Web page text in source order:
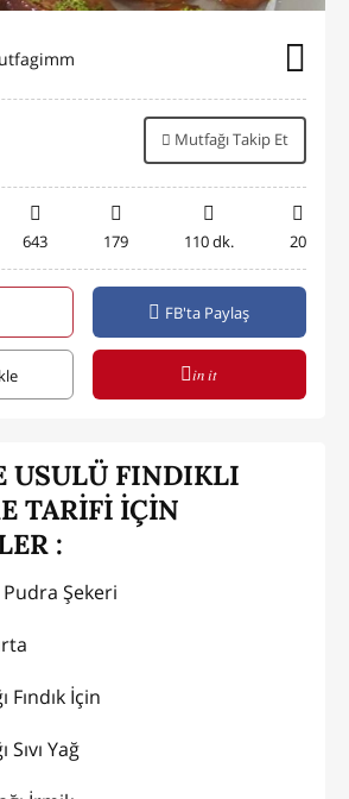
Mutfağı Takip Et
643 179 110 dk. 20
FB'ta Paylaş
in it
USULÜ FINDIKLI
TARİFİ İÇİN
:
1 Su Bardağı Pudra Şekeri
Fındık İçin
Sıvı Yağ